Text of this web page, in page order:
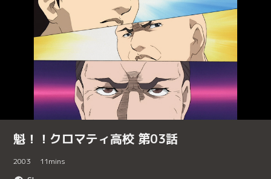
魁！！クロマティ高校 第03話
2003 11mins